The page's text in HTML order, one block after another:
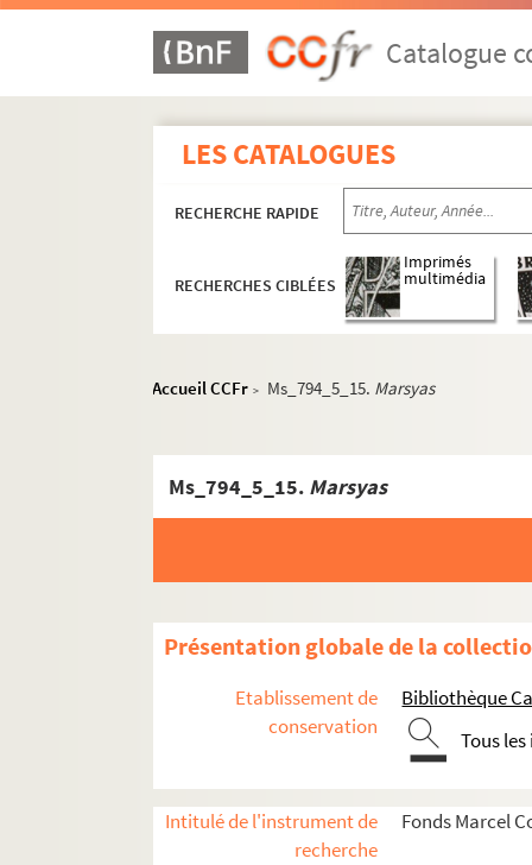
Catalogue
LES CATALOGUES
RECHERCHE RAPIDE
RECHERCHES CIBLÉES
Imprimés
multimédia
Accueil CCFr > Ms_794_5_15. Marsyas
Ms_794_5_15. Marsyas
Présentation globale de la
Etablissement de
conservation
Bibliothèque
Tous
Intitulé de l'instrument de
recherche
Fonds Marcel